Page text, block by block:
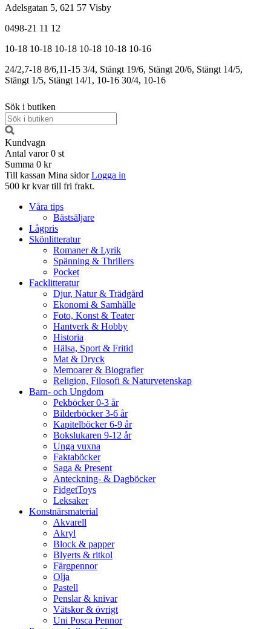
Adelsgatan 5, 621 57 Visby
0498-21 11 12
10-18 10-18 10-18 10-18 10-18 10-16
24/2,7-18 8/6,11-15 3/4, Stängt 19/6, Stängt 20/6, Stängt 14/5,
Stängt 1/5, Stängt 14/1, 10-16 30/4, 10-16
Sök i butiken
Kundvagn
Antal varor 0 st
Summa 0 kr
Till kassan Mina sidor Logga in
500 kr kvar till fri frakt.
Våra tips
Bästsäljare
Lågpris
Skönlitteratur
Romaner & Lyrik
Spänning & Thrillers
Pocket
Facklitteratur
Djur, Natur & Trädgård
Ekonomi & Samhälle
Foto, Konst & Teater
Hantverk & Hobby
Historia
Hälsa, Sport & Fritid
Mat & Dryck
Memoarer & Biografier
Religion, Filosofi & Naturvetenskap
Barn- och Ungdom
Pekböcker 0-3 år
Bilderböcker 3-6 år
Kapitelböcker 6-9 år
Bokslukaren 9-12 år
Unga vuxna
Faktaböcker
Saga & Present
Anteckning- & Dagböcker
FidgetToys
Leksaker
Konstnärsmaterial
Akvarell
Akryl
Block & papper
Blyerts & ritkol
Färgpennor
Olja
Pastell
Penslar & knivar
Vätskor & övrigt
Uni Posca Pennor